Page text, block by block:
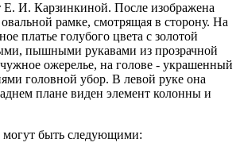
Е. И. Карзинкиной. После изображена
рамке, смотрящая в сторону. На
платье голубого цвета с золотой
пышными рукавами из прозрачной
ожерелье, на голове - украшенный
головной убор. В левой руке она
плане виден элемент колонны и
быть следующими: